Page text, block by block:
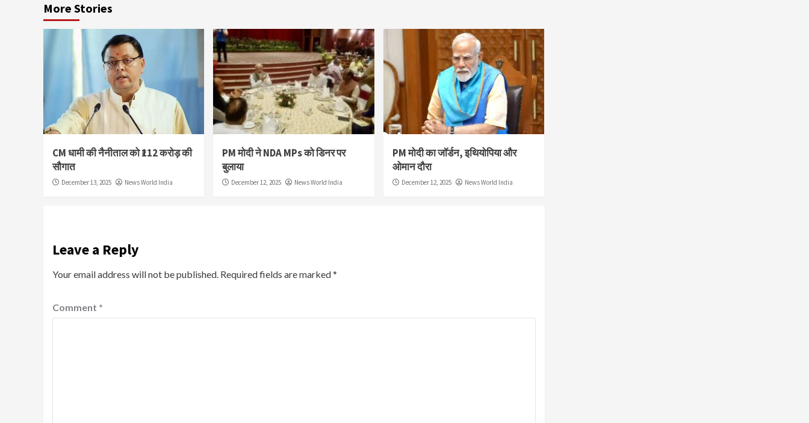
More Stories
CM धामी की नैनीताल को ₹112 करोड़ की
सौगात
December 13, 2025 News World India
PM मोदी ने NDA MPs को डिनर पर
बुलाया
December 12, 2025 News World India
PM मोदी का जॉर्डन, इथियोपिया और
ओमान दौरा
December 12, 2025 News World India
Leave a Reply
Your email address will not be published. Required fields are marked*
Comment *